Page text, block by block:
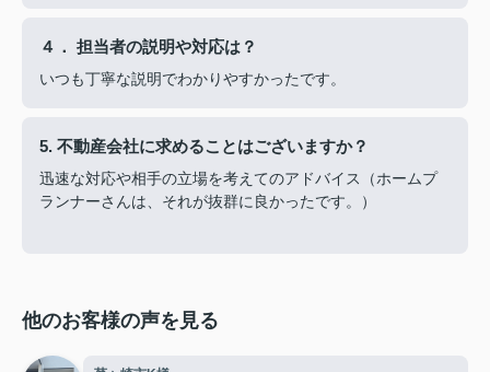
４． 担当者の説明や対応は？
いつも丁寧な説明でわかりやすかったです。
5. 不動産会社に求めることはございますか？
迅速な対応や相手の立場を考えてのアドバイス（ホームプ
ランナーさんは、それが抜群に良かったです。）
他のお客様の声を見る